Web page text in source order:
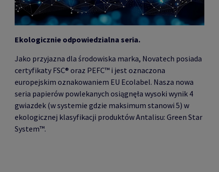
Ekologicznie odpowiedzialna seria.
Jako przyjazna dla środowiska marka, Novatech posiada
certyfikaty FSC® oraz PEFC™ i jest oznaczona
europejskim oznakowaniem EU Ecolabel. Nasza nowa
seria papierów powlekanych osiągnęła wysoki wynik 4
gwiazdek (w systemie gdzie maksimum stanowi 5) w
ekologicznej klasyfikacji produktów Antalisu: Green Star
System™.